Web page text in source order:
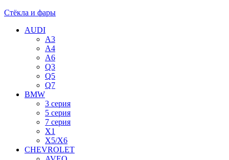
Стёкла и фары
AUDI
A3
A4
A6
Q3
Q5
Q7
BMW
3 серия
5 серия
7 серия
X1
X5/X6
CHEVROLET